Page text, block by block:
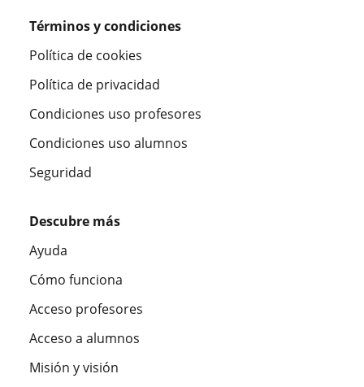
Términos y condiciones
Política de cookies
Política de privacidad
Condiciones uso profesores
Condiciones uso alumnos
Seguridad
Descubre más
Ayuda
Cómo funciona
Acceso profesores
Acceso a alumnos
Misión y visión